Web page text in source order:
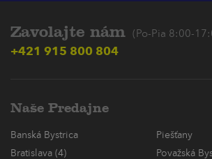
Zavolajte nám (Po-Pia 8:00-
+421 915 800 804
Naše Predajne
Banská Bystrica
Piešťany
Bratislava (4)
Považská